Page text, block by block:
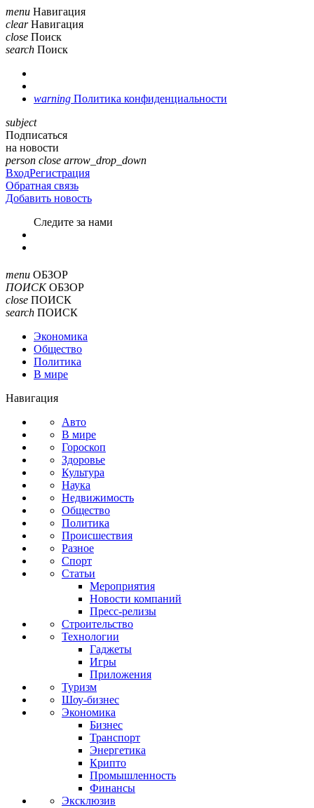
menu Навигация
clear Навигация
close Поиск
search Поиск
warning Политика конфиденциальности
subject
Подписаться
на новости
person close arrow_drop_down
ВходРегистрация
Обратная связь
Добавить новость
Cледите за нами
menu ОБЗОР
ПОИСК ОБЗОР
close ПОИСК
search ПОИСК
Экономика
Общество
Политика
В мире
Навигация
Авто
В мире
Гороскоп
Здоровье
Культура
Наука
Недвижимость
Общество
Политика
Происшествия
Разное
Спорт
Статьи
Мероприятия
Новости компаний
Пресс-релизы
Строительство
Технологии
Гаджеты
Игры
Приложения
Туризм
Шоу-бизнес
Экономика
Бизнес
Транспорт
Энергетика
Крипто
Промышленность
Финансы
Эксклюзив